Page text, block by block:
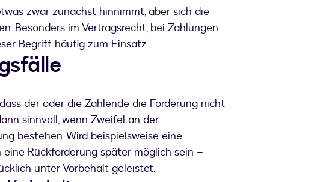
zwar zunächst hinnimmt, aber sich die
Besonders im Vertragsrecht, bei Zahlungen
Begriff häufig zum Einsatz.
der oder die Zahlende die Forderung nicht
sinnvoll, wenn Zweifel an der
bestehen. Wird beispielsweise eine
Rückforderung später möglich sein –
unter Vorbehalt geleistet.